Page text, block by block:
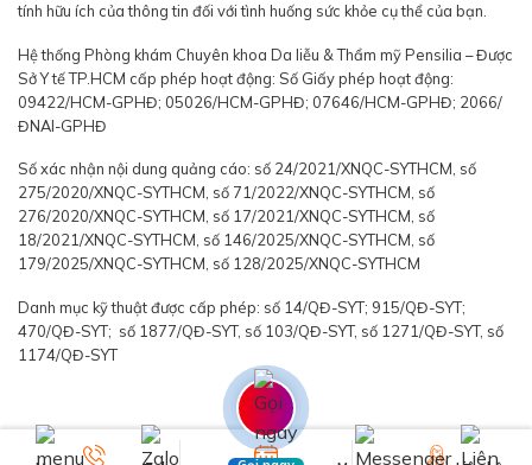
tính hữu ích của thông tin đối với tình huống sức khỏe cụ thể của bạn.
Hệ thống Phòng khám Chuyên khoa Da liễu & Thẩm mỹ Pensilia – Được
Sở Y tế TP.HCM cấp phép hoạt động: Số Giấy phép hoạt động:
09422/HCM-GPHĐ; 05026/HCM-GPHĐ; 07646/HCM-GPHĐ; 2066/
ĐNAI-GPHĐ
Số xác nhận nội dung quảng cáo: số 24/2021/XNQC-SYTHCM, số
275/2020/XNQC-SYTHCM, số 71/2022/XNQC-SYTHCM, số
276/2020/XNQC-SYTHCM, số 17/2021/XNQC-SYTHCM, số
18/2021/XNQC-SYTHCM, số 146/2025/XNQC-SYTHCM, số
179/2025/XNQC-SYTHCM, số 128/2025/XNQC-SYTHCM
Danh mục kỹ thuật được cấp phép: số 14/QĐ-SYT; 915/QĐ-SYT;
470/QĐ-SYT; số 1877/QĐ-SYT, số 103/QĐ-SYT, số 1271/QĐ-SYT, số
1174/QĐ-SYT